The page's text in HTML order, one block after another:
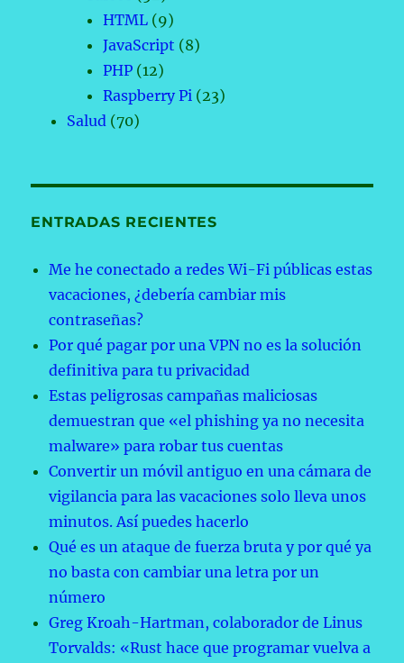
HTML (9)
JavaScript (8)
PHP (12)
Raspberry Pi (23)
Salud (70)
ENTRADAS RECIENTES
Me he conectado a redes Wi-Fi públicas estas
vacaciones, ¿debería cambiar mis
contraseñas?
Por qué pagar por una VPN no es la solución
definitiva para tu privacidad
Estas peligrosas campañas maliciosas
demuestran que «el phishing ya no necesita
malware» para robar tus cuentas
Convertir un móvil antiguo en una cámara de
vigilancia para las vacaciones solo lleva unos
minutos. Así puedes hacerlo
Qué es un ataque de fuerza bruta y por qué ya
no basta con cambiar una letra por un
número
Greg Kroah-Hartman, colaborador de Linus
Torvalds: «Rust hace que programar vuelva a